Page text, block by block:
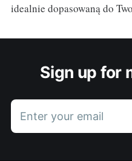
idealnie dopasowaną do
Sign up for
Enter your email